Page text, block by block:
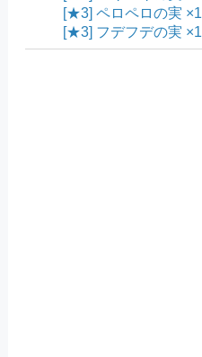
[★3] ペロペロの実 ×1
[★3] フデフデの実 ×1